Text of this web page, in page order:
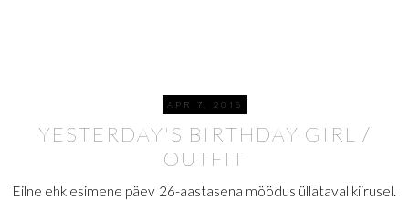
APR 7, 2015
YESTERDAY'S BIRTHDAY GIRL /
OUTFIT
Eilne ehk esimene päev 26-aastasena möödus üllataval kiirusel.